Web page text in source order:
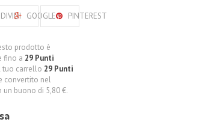
GOOGLE+ PINTEREST
prodotto è
fino a 29Punti
tuo carrello 29Punti
convertito nel
un buono di 5,80 €.